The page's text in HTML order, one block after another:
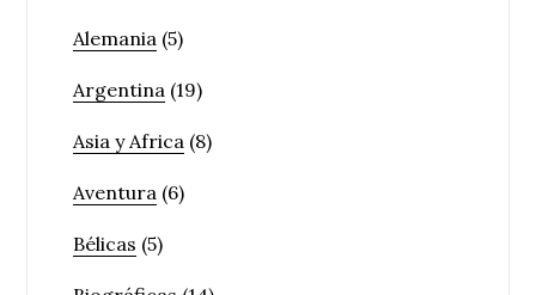
Alemania (5)
Argentina (19)
Asia y Africa (8)
Aventura (6)
Bélicas (5)